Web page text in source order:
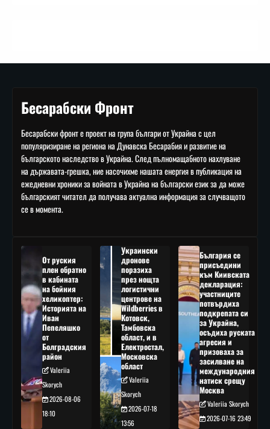
Бесарабски Фронт
Бесарабски фронт е проект на група българи от Украйна с цел
популяризиране на региона на Дунавска Бесарабия и развитие на
българското наследство в Украйна. След пълномащабното нахлуване
на държавата-грешка, ние насочихме нашата енергия в публикация на
ежедневни хроники за войната в Украйна на български език за да може
българският читател да получава актуална информация за случващото
се в момента.
От руския
плен обратно
в кабината
на бойния
хеликоптер:
Историята на
Иван
Пепеляшко
от
Болградския
район
Valeriia
Skorych
2026-08-06
18:10
Украински
дронове
поразиха
през нощта
логистични
центрове на
Wildberries в
Котовск,
Тамбовска
област, и в
Електростал,
Московска
област
Valeriia
Skorych
2026-07-18
13:56
България се
присъедини
към Киивската
декларация:
участниците
потвърдиха
подкрепата си
за Украйна,
осъдиха руската
агресия и
призоваха за
засилване на
международния
натиск срещу
Москва
Valeriia Skorych
2026-07-16 23:49